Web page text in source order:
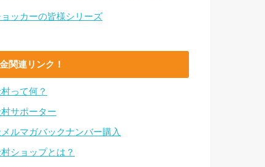
ョッカーの皆様シリーズ
関連リンク！
って何？
サポーター
ルマガバックナンバー購入
ショップとは？